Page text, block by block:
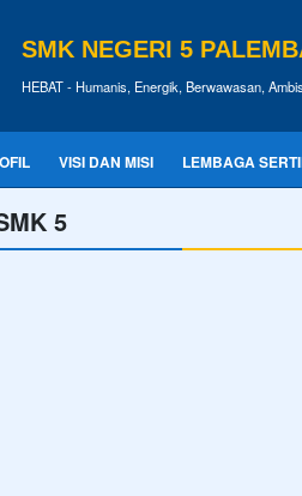
SMK NEGERI 5
HEBAT - Humanis, Energik, Berwawasan,
VISI DAN MISI LEMBAGA
5